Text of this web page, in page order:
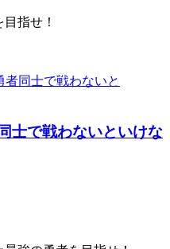
指せ！
士で戦わないといけな